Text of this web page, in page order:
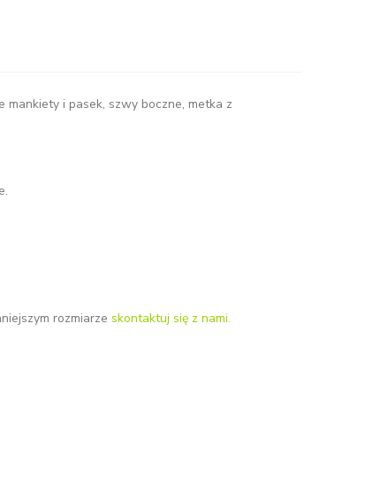
i pasek, szwy boczne, metka z
rozmiarze skontaktuj się z nami.